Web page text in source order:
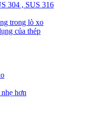
304 , SUS 316
trong lò xo
của thép
hơn